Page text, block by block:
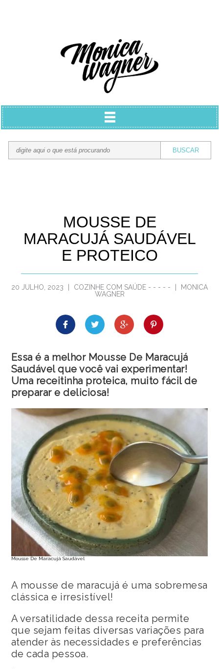
MOUSSE DE
MARACUJÁ SAUDÁVEL
E PROTEICO
20 JULHO, 2023 COZINHE COM SAÚDE - - - - -
MONICA
WAGNER
Essa é a melhor Mousse De Maracujá
Saudável que você vai experimentar!
Uma receitinha proteica, muito fácil de
preparar e deliciosa!
Mousse De Maracujá Saudável
A mousse de maracujá é uma sobremesa
clássica e irresistível!
A versatilidade dessa receita permite
que sejam feitas diversas variações para
atender às necessidades e preferências
de cada pessoa.